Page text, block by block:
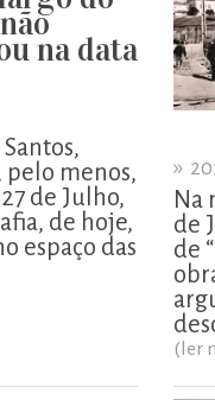
na data
pelo menos,
de Julho,
de hoje,
espaço das
»
Na
de
de
(ler